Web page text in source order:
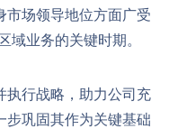
市场领导地位方面广受
域业务的关键时期。
执行战略，助力公司充
步巩固其作为关键基础